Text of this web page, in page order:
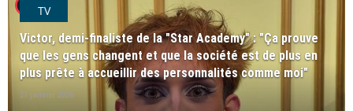
TV
Victor, demi-finaliste de la "Star Academy" : "Ça prouve
que les gens changent et que la société est de plus en
plus prête à accueillir des personnalités comme moi"
21 janvier 2026